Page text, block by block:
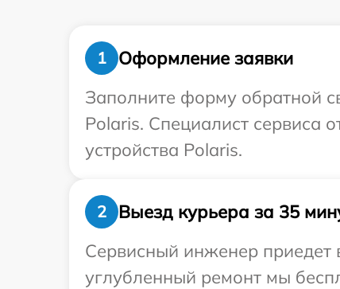
1
Оформление заявки
Заполните форму обратной
Polaris. Специалист сервиса
устройства Polaris.
2
Выезд курьера за 35
Сервисный инженер приедет
углубленный ремонт мы